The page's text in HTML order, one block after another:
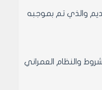
والذي تم بموجبه
الشروط والنظام العمراني